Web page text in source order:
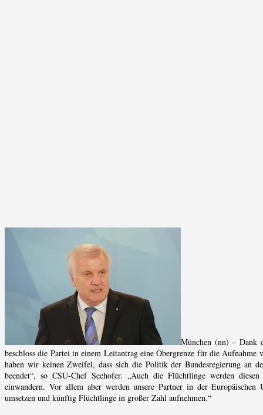
München (nn) – Dank
beschloss die Partei in einem Leitantrag eine Obergrenze für die
haben wir keinen Zweifel, dass sich die Politik der Bundesregierung an
beendet“, so CSU-Chef Seehofer. „Auch die Flüchtlinge werden
einwandern. Vor allem aber werden unsere Partner in der
umsetzen und künftig Flüchtlinge in großer Zahl aufnehmen.“